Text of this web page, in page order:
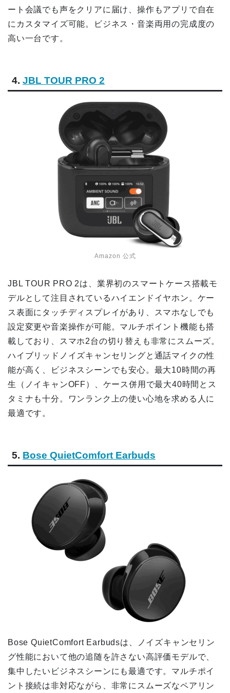
ート会議でも声をクリアに届け、操作もアプリで自在
にカスタマイズ可能。ビジネス・音楽両用の完成度の
高い一台です。
4. JBL TOUR PRO 2
Amazon 公式
JBL TOUR PRO 2は、業界初のスマートケース搭載モ
デルとして注目されているハイエンドイヤホン。ケー
ス表面にタッチディスプレイがあり、スマホなしでも
設定変更や音楽操作が可能。マルチポイント機能も搭
載しており、スマホ2台の切り替えも非常にスムーズ。
ハイブリッドノイズキャンセリングと通話マイクの性
能が高く、ビジネスシーンでも安心。最大10時間の再
生（ノイキャンOFF）、ケース併用で最大40時間とス
タミナも十分。ワンランク上の使い心地を求める人に
最適です。
5. Bose QuietComfort Earbuds
Bose QuietComfort Earbudsは、ノイズキャンセリン
グ性能において他の追随を許さない高評価モデルで、
集中したいビジネスシーンにも最適です。マルチポイ
ント接続は非対応ながら、非常にスムーズなペアリン